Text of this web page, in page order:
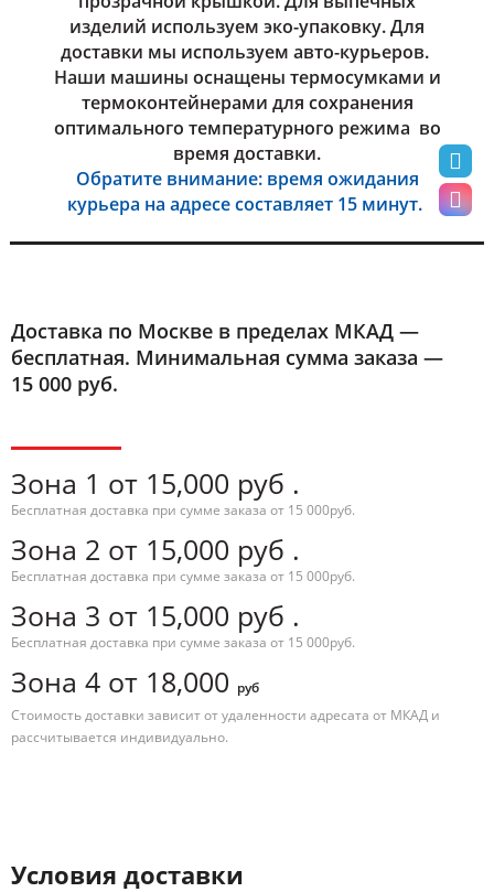
изделий используем эко-упаковку. Для
доставки мы используем авто-курьеров.
Наши машины оснащены термосумками и
термоконтейнерами для сохранения
оптимального температурного режима во
время доставки.
Обратите внимание: время ожидания
курьера на адресе составляет 15 минут.
Доставка по Москве в пределах МКАД —
бесплатная. Минимальная сумма заказа —
15 000 руб.
Зона 1 от 15,000 руб .
Бесплатная доставка при сумме заказа от 15 000руб.
Зона 2 от 15,000 руб .
Бесплатная доставка при сумме заказа от 15 000руб.
Зона 3 от 15,000 руб .
Бесплатная доставка при сумме заказа от 15 000руб.
Зона 4 от 18,000 руб
Стоимость доставки зависит от удаленности адресата от МКАД и
рассчитывается индивидуально.
Условия доставки